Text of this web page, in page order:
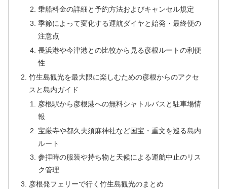
乗船料金の詳細と予約方法およびキャンセル規定
季節によって変化する運航ダイヤと始発・最終便の
注意点
長浜港や今津港との比較から見る彦根ルートの利便
性
竹生島観光を最大限に楽しむための彦根からのアクセ
スと島内ガイド
彦根駅から彦根港への無料シャトルバスと駐車場情
報
宝厳寺や都久夫須麻神社など国宝・重文を巡る島内
ルート
参拝時の服装や持ち物と天候による運航中止のリス
ク管理
彦根発フェリーで行く竹生島観光のまとめ